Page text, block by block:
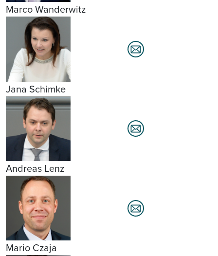
Marco Wanderwitz
Jana Schimke
Andreas Lenz
Mario Czaja